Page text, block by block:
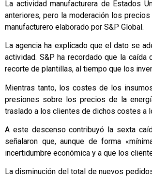
La actividad manufacturera de Estados
anteriores, pero la moderación los
manufacturero elaborado por S&P Global.
La agencia ha explicado que el dato se
actividad. S&P ha recordado que la
recorte de plantillas, al tiempo que los
Mientras tanto, los costes de los
presiones sobre los precios de la
traslado a los clientes de dichos costes a
A este descenso contribuyó la sexta
señalaron que, aunque de forma
incertidumbre económica y a que los
La disminución del total de nuevos